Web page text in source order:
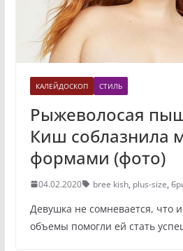
КАЛЕЙДОСКОП СТИЛЬ
Рыжеволосая
Киш соблазнила
формами (фото)
04.02.2020 bree kish, plus-size,
Девушка не сомневается, что
объемы помогли ей стать